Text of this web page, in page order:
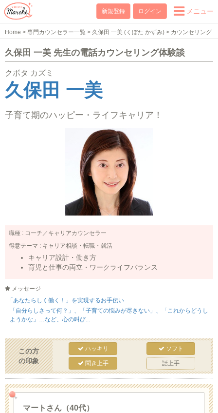
新規登録 ログイン メニュー
Home > 専門カウンセラー一覧 > 久保田 一美 (くぼた かずみ) > カウンセリング
体験談
久保田 一美 先生の電話カウンセリング体験談
クボタ カズミ
久保田 一美
子育て期のハッピー・ライフキャリア！
職種 : コーチ／キャリアカウンセラー
得意テーマ : キャリア相談・転職・就活
キャリア設計・働き方
育児と仕事の両立・ワークライフバランス
メッセージ
「あなたらしく働く！」を実現するお手伝い
「自分らしさって何？」、「子育ての悩みが尽きない」、「これからどうし
ようかな」…など、心の叫び...
この方
の印象
ハッキリ ソフト
聞き上手 話上手
マートさん（40代）